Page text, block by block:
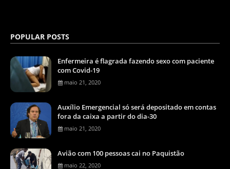
POPULAR POSTS
Enfermeira é flagrada fazendo sexo com paciente
com Covid-19
maio 21, 2020
Auxílio Emergencial só será depositado em contas
fora da caixa a partir do dia-30
maio 21, 2020
Avião com 100 pessoas cai no Paquistão
maio 22, 2020